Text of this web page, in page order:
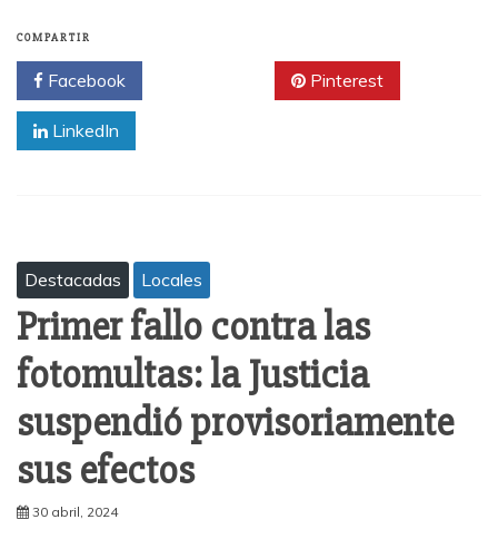
COMPARTIR
Facebook Pinterest
LinkedIn
Destacadas Locales
Primer fallo contra las
fotomultas: la Justicia
suspendió provisoriamente
sus efectos
30 abril, 2024